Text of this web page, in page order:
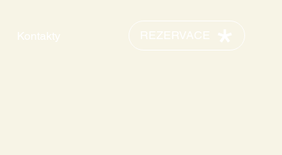
Kontakty REZERVACE